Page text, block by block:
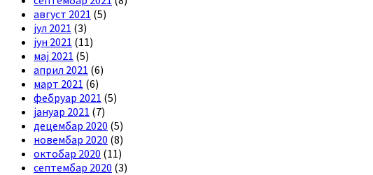
август 2021 (5)
јул 2021 (3)
јун 2021 (11)
мај 2021 (5)
април 2021 (6)
март 2021 (6)
фебруар 2021 (5)
јануар 2021 (7)
децембар 2020 (5)
новембар 2020 (8)
октобар 2020 (11)
септембар 2020 (3)